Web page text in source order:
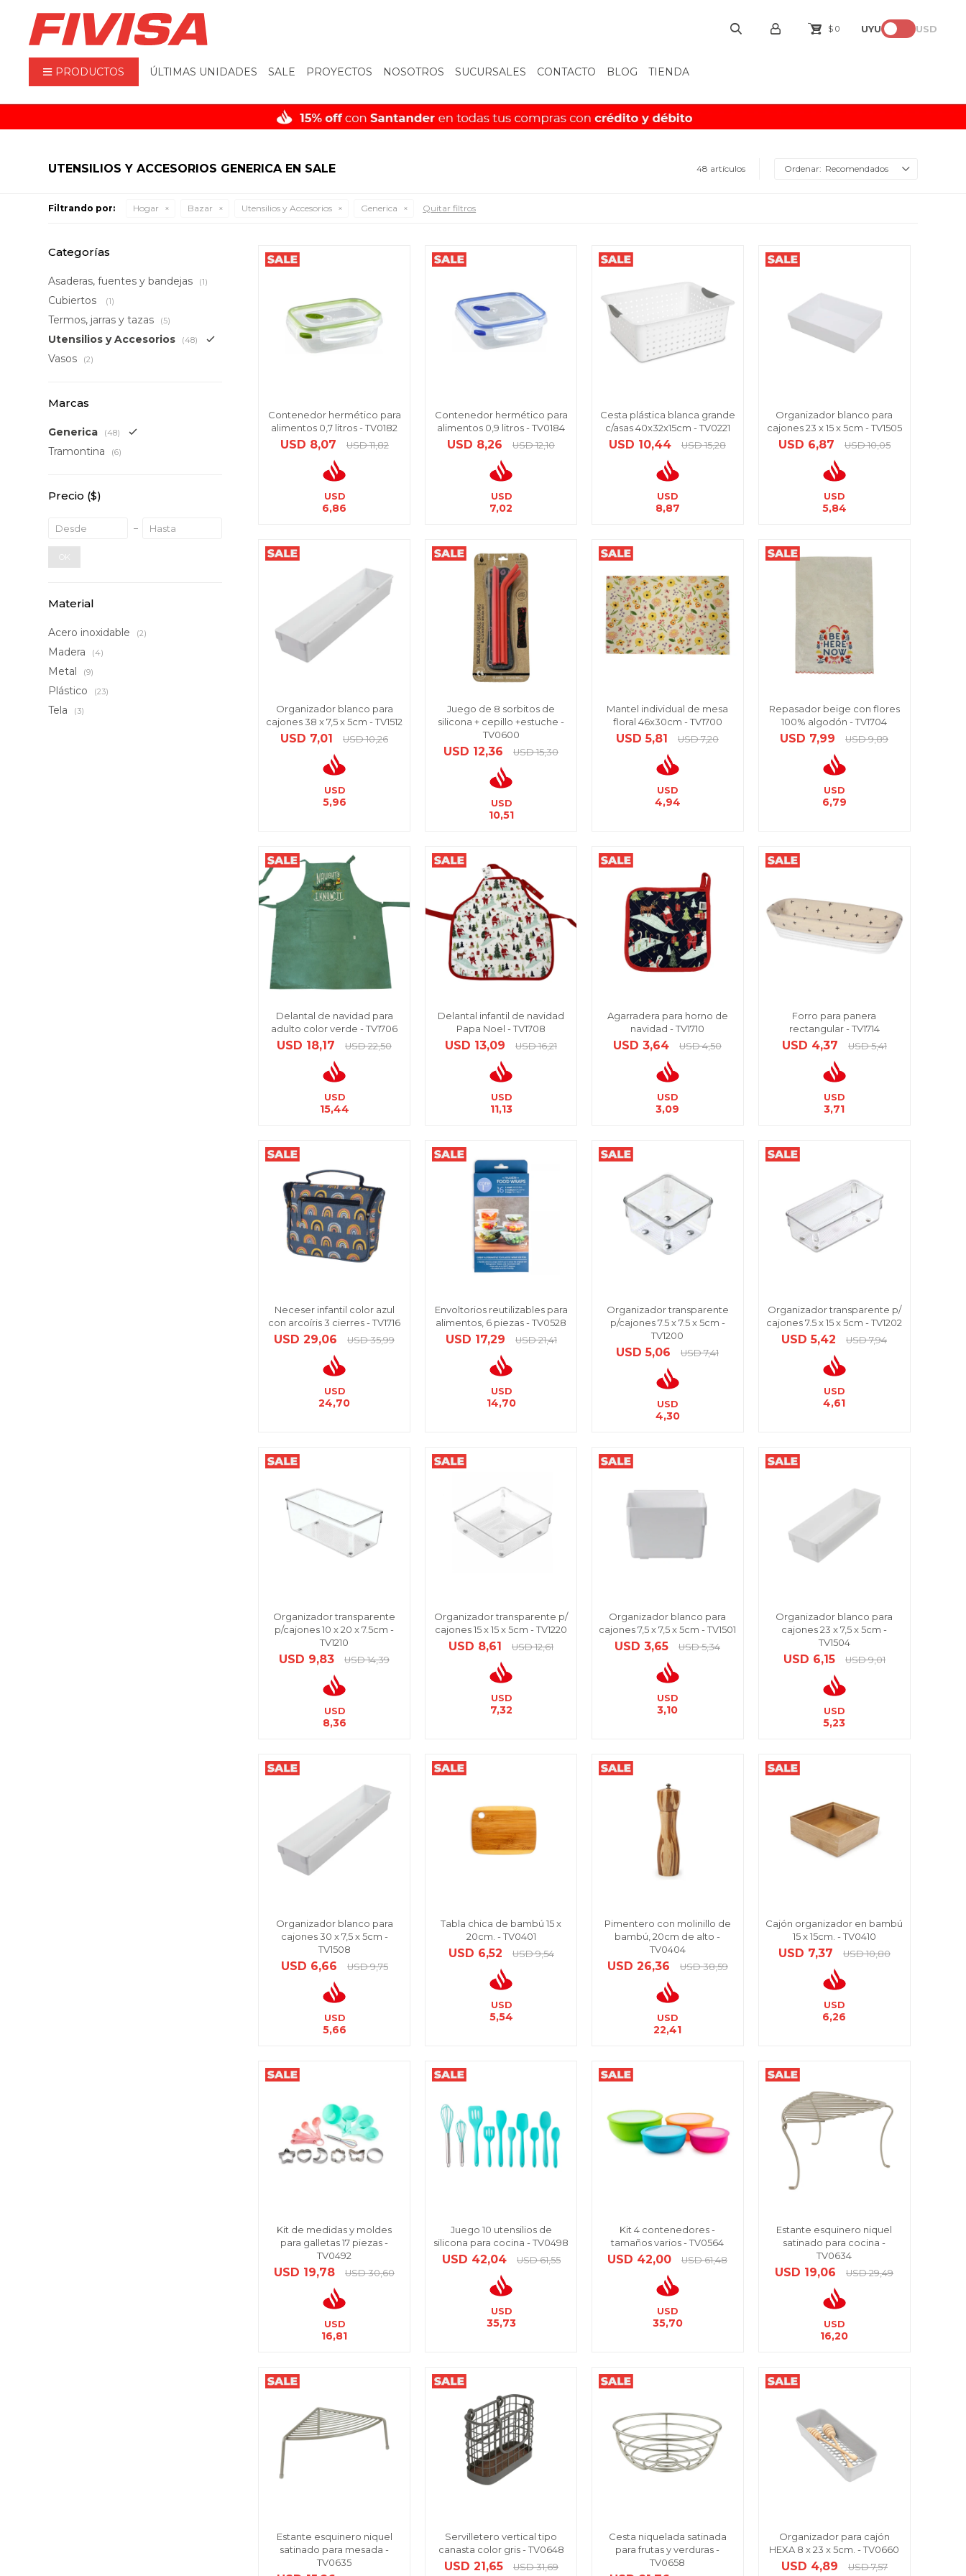
PRODUCTOS ÚLTIMAS UNIDADES SALE PROYECTOS NOSOTROS SUCURSALES CONTACTO BLOG TIENDA
$ 0 UYU USD
UTENSILIOS Y ACCESORIOS GENERICA EN SALE 48 artículos Recomendados
Filtrando por: Hogar Bazar Utensilios y Accesorios Generica Quitar filtros
Contenedor hermético para
alimentos 0,7 litros - TV0182
USD 8,07 USD 11,82
USD
6,86
Contenedor hermético para
alimentos 0,9 litros - TV0184
USD 8,26 USD 12,10
USD
7,02
Cesta plástica blanca grande
c/asas 40x32x15cm - TV0221
USD 10,44 USD 15,28
USD
8,87
Organizador blanco para
cajones 23 x 15 x 5cm - TV1505
USD 6,87 USD 10,05
USD
5,84
Organizador blanco para
cajones 38 x 7,5 x 5cm - TV1512
USD 7,01 USD 10,26
USD
5,96
Juego de 8 sorbitos de
silicona + cepillo +estuche -
TV0600
USD 12,36 USD 15,30
USD
10,51
Mantel individual de mesa
floral 46x30cm - TV1700
USD 5,81 USD 7,20
USD
4,94
Repasador beige con flores
100% algodón - TV1704
USD 7,99 USD 9,89
USD
6,79
Delantal de navidad para
adulto color verde - TV1706
USD 18,17 USD 22,50
USD
15,44
Delantal infantil de navidad
Papa Noel - TV1708
USD 13,09 USD 16,21
USD
11,13
Agarradera para horno de
navidad - TV1710
USD 3,64 USD 4,50
USD
3,09
Forro para panera
rectangular - TV1714
USD 4,37 USD 5,41
USD
3,71
Neceser infantil color azul
con arcoíris 3 cierres - TV1716
USD 29,06 USD 35,99
USD
24,70
Envoltorios reutilizables para
alimentos, 6 piezas - TV0528
USD 17,29 USD 21,41
USD
14,70
Organizador transparente
p/cajones 7.5 x 7.5 x 5cm -
TV1200
USD 5,06 USD 7,41
USD
4,30
Organizador transparente p/
cajones 7.5 x 15 x 5cm - TV1202
USD 5,42 USD 7,94
USD
4,61
Organizador transparente
p/cajones 10 x 20 x 7.5cm -
TV1210
USD 9,83 USD 14,39
USD
8,36
Organizador transparente p/
cajones 15 x 15 x 5cm - TV1220
USD 8,61 USD 12,61
USD
7,32
Organizador blanco para
cajones 7,5 x 7,5 x 5cm - TV1501
USD 3,65 USD 5,34
USD
3,10
Organizador blanco para
cajones 23 x 7,5 x 5cm -
TV1504
USD 6,15 USD 9,01
USD
5,23
Organizador blanco para
cajones 30 x 7,5 x 5cm -
TV1508
USD 6,66 USD 9,75
USD
5,66
Tabla chica de bambú 15 x
20cm. - TV0401
USD 6,52 USD 9,54
USD
5,54
Pimentero con molinillo de
bambú, 20cm de alto -
TV0404
USD 26,36 USD 38,59
USD
22,41
Cajón organizador en bambú
15 x 15cm. - TV0410
USD 7,37 USD 10,80
USD
6,26
Kit de medidas y moldes
para galletas 17 piezas -
TV0492
USD 19,78 USD 30,60
USD
16,81
Juego 10 utensilios de
silicona para cocina - TV0498
USD 42,04 USD 61,55
USD
35,73
Kit 4 contenedores -
tamaños varios - TV0564
USD 42,00 USD 61,48
USD
35,70
Estante esquinero niquel
satinado para cocina -
TV0634
USD 19,06 USD 29,49
USD
16,20
Estante esquinero niquel
satinado para mesada -
TV0635
Servilletero vertical tipo
canasta color gris - TV0648
USD 21,65 USD 31,69
Cesta niquelada satinada
para frutas y verduras -
TV0658
Organizador para cajón
HEXA 8 x 23 x 5cm. - TV0660
USD 4,89 USD 7,57
Categorías
Asaderas, fuentes y bandejas (1)
Cubiertos (1)
Termos, jarras y tazas (5)
Utensilios y Accesorios (48)
Vasos (2)
Marcas
Generica (48)
Tramontina (6)
Precio ($)
OK
Material
Acero inoxidable (2)
Madera (4)
Metal (9)
Plástico (23)
Tela (3)